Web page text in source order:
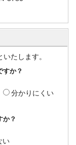
たします。
すか？
分かりにくい
か？
い